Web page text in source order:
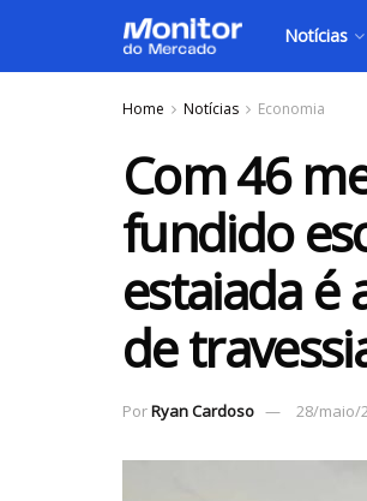
Notícias
Home Notícias Economia
Com 46
fundido
estaiada é
de
PorRyan Cardoso 28/maio/